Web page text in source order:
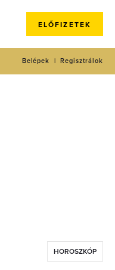
ELŐFIZETEK
Regisztrálok
Belépek
HOROSZKÓP